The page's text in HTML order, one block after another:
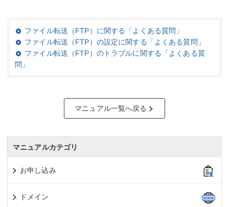
ファイル転送（FTP）に関する「よくある質問」
ファイル転送（FTP）の設定に関する「よくある質問」
ファイル転送（FTP）のトラブルに関する「よくある質
問」
マニュアル一覧へ戻る
マニュアルカテゴリ
お申し込み
ドメイン